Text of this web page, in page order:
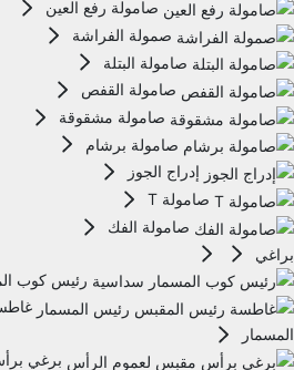
صامولة رفع العين
صمولة الفراشة
صامولة البتلة
صامولة القفص
صامولة مشقوقة
صامولة برشام
إدراج الجوز
صامولة T
صامولة الفك
براغي
رئيس كوب
المسمار
برغي